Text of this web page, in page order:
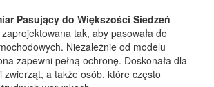
Pasujący do Większości Siedzeń
tak, aby pasowała do
Niezależnie od modelu
zapewni pełną ochronę. Doskonała dla
zwierząt, a także osób, które często